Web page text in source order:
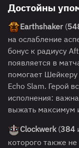
Достойны
Earthshaker(
на ослабление
бонус к радиусу
появляется в
помогает
Echo Slam. Герой
исполнения:
выжать максимум
Clockwerk(384
которого также